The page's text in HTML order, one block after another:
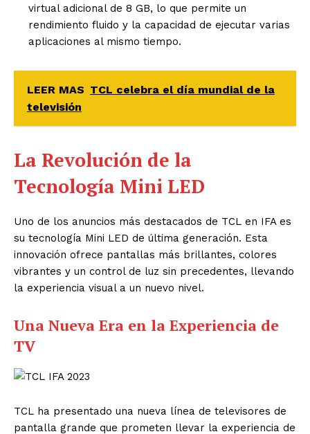
virtual adicional de 8 GB, lo que permite un
rendimiento fluido y la capacidad de ejecutar varias
aplicaciones al mismo tiempo.
LEER MAS TCL celebra el día mundial de la
televisión
La Revolución de la
Tecnología Mini LED
Uno de los anuncios más destacados de TCL en IFA es
su tecnología Mini LED de última generación. Esta
innovación ofrece pantallas más brillantes, colores
vibrantes y un control de luz sin precedentes, llevando
la experiencia visual a un nuevo nivel.
Una Nueva Era en la Experiencia de
TV
TCL ha presentado una nueva línea de televisores de
pantalla grande que prometen llevar la experiencia de